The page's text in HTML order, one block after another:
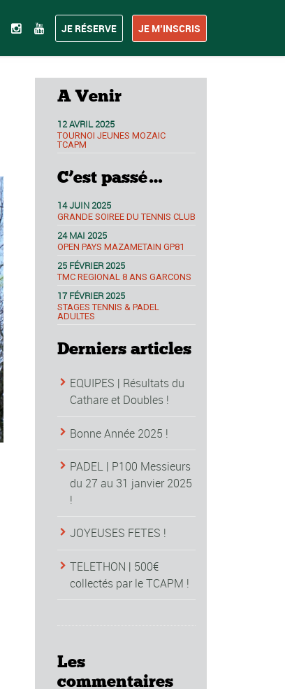
JE RÉSERVE JE M’INSCRIS
A Venir
12 AVRIL 2025
TOURNOI JEUNES MOZAIC
TCAPM
C’est passé…
14 JUIN 2025
GRANDE SOIREE DU TENNIS CLUB
24 MAI 2025
OPEN PAYS MAZAMETAIN GP81
25 FÉVRIER 2025
TMC REGIONAL 8 ANS GARCONS
17 FÉVRIER 2025
STAGES TENNIS & PADEL
ADULTES
Derniers articles
EQUIPES | Résultats du
Cathare et Doubles !
Bonne Année 2025 !
PADEL | P100 Messieurs
du 27 au 31 janvier 2025
!
JOYEUSES FETES !
TELETHON | 500€
collectés par le TCAPM !
Les
commentaires